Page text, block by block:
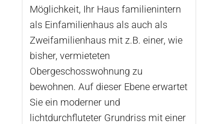
Möglichkeit, Ihr Haus familienintern
als Einfamilienhaus als auch als
Zweifamilienhaus mit z.B. einer, wie
bisher, vermieteten
Obergeschosswohnung zu
bewohnen. Auf dieser Ebene erwartet
Sie ein moderner und
lichtdurchfluteter Grundriss mit einer